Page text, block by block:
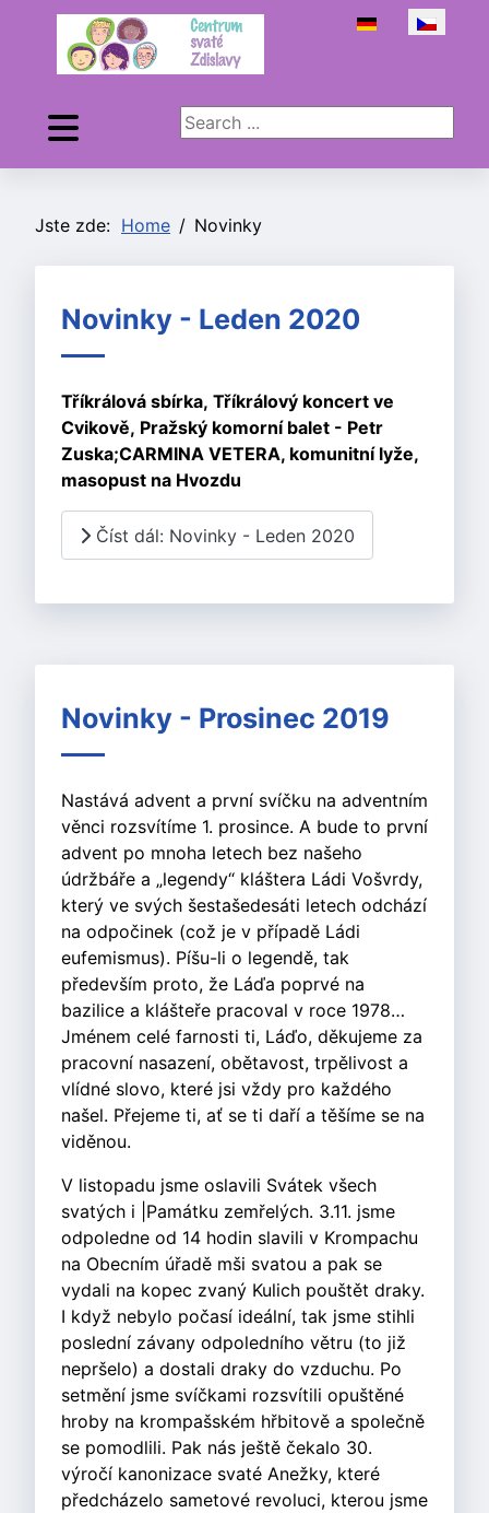
Zvolte jazyk
Search ...
Jste zde: Home Novinky
Novinky - Leden 2020
Tříkrálová sbírka, Tříkrálový koncert ve
Cvikově, Pražský komorní balet - Petr
Zuska;CARMINA VETERA, komunitní lyže,
masopust na Hvozdu
Číst dál: Novinky - Leden 2020
Novinky - Prosinec 2019
Nastává advent a první svíčku na adventním
věnci rozsvítíme 1. prosince. A bude to první
advent po mnoha letech bez našeho
údržbáře a „legendy“ kláštera Ládi Vošvrdy,
který ve svých šestašedesáti letech odchází
na odpočinek (což je v případě Ládi
eufemismus). Píšu-li o legendě, tak
především proto, že Láďa poprvé na
bazilice a klášteře pracoval v roce 1978…
Jménem celé farnosti ti, Láďo, děkujeme za
pracovní nasazení, obětavost, trpělivost a
vlídné slovo, které jsi vždy pro každého
našel. Přejeme ti, ať se ti daří a těšíme se na
viděnou.
V listopadu jsme oslavili Svátek všech
svatých i |Památku zemřelých. 3.11. jsme
odpoledne od 14 hodin slavili v Krompachu
na Obecním úřadě mši svatou a pak se
vydali na kopec zvaný Kulich pouštět draky.
I když nebylo počasí ideální, tak jsme stihli
poslední závany odpoledního větru (to již
nepršelo) a dostali draky do vzduchu. Po
setmění jsme svíčkami rozsvítili opuštěné
hroby na krompašském hřbitově a společně
se pomodlili. Pak nás ještě čekalo 30.
výročí kanonizace svaté Anežky, které
předcházelo sametové revoluci, kterou jsme